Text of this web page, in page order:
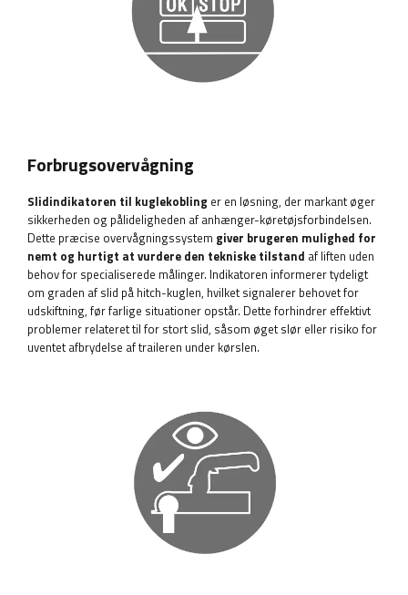
Forbrugsovervågning
Slidindikatoren til kuglekobling er en løsning, der markant øger
sikkerheden og pålideligheden af ​​anhænger-køretøjsforbindelsen.
Dette præcise overvågningssystem giver brugeren mulighed for
nemt og hurtigt at vurdere den tekniske tilstand af liften uden
behov for specialiserede målinger. Indikatoren informerer tydeligt
om graden af ​​slid på hitch-kuglen, hvilket signalerer behovet for
udskiftning, før farlige situationer opstår. Dette forhindrer effektivt
problemer relateret til for stort slid, såsom øget slør eller risiko for
uventet afbrydelse af traileren under kørslen.